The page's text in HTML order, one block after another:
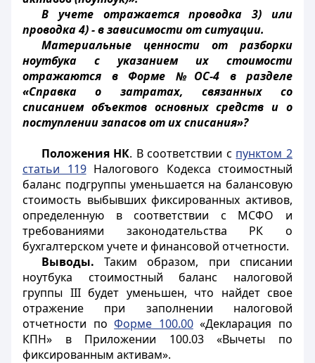
В учете отражается проводка 3) или
проводка 4) - в зависимости от ситуации.
Материальные ценности от разборки
ноутбука с указанием их стоимости
отражаются в Форме №ОС-4 в разделе
«Справка о затратах, связанных со
списанием объектов основных средств и о
поступлении запасов от их списания»?
Положения НК. В соответствии с пунктом 2
статьи 119Налогового Кодекса стоимостный
баланс подгруппы уменьшается на балансовую
стоимость выбывших фиксированных активов,
определенную в соответствии с МСФО и
требованиями законодательства РК о
бухгалтерском учете и финансовой отчетности.
Выводы. Таким образом, при списании
ноутбука стоимостный баланс налоговой
группы III будет уменьшен, что найдет свое
отражение при заполнении налоговой
отчетности поФорме 100.00«Декларация по
КПН» в Приложении 100.03 «Вычеты по
фиксированным активам».